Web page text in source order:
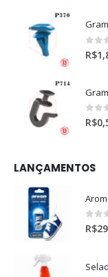
0
R$
0
R$
LANÇAMENTOS
0
R$